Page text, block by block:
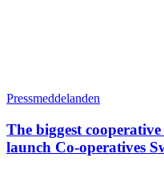
Pressmeddelanden
The biggest
launch Co-operatives